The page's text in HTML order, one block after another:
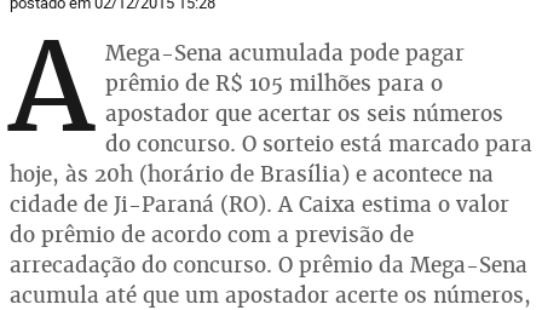
A Mega-Sena acumulada pode pagar
prêmio de R$ 105 milhões para o
apostador que acertar os seis números
do concurso. O sorteio está marcado para
hoje, às 20h (horário de Brasília) e acontece na
cidade de Ji-Paraná (RO). A Caixa estima o valor
do prêmio de acordo com a previsão de
arrecadação do concurso. O prêmio da Mega-Sena
acumula até que um apostador acerte os números,